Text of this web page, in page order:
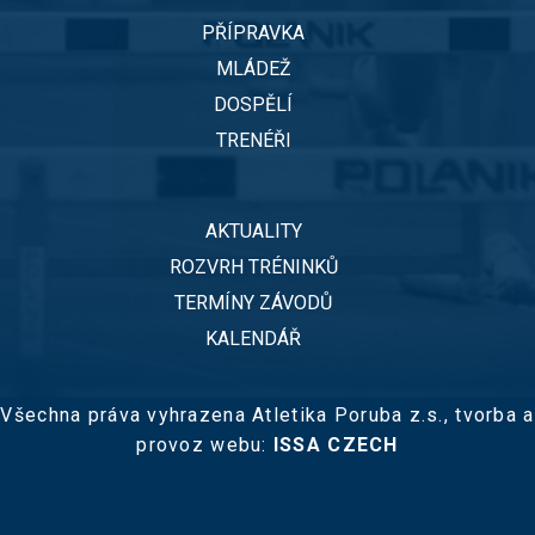
PŘÍPRAVKA
MLÁDEŽ
DOSPĚLÍ
TRENÉŘI
AKTUALITY
ROZVRH TRÉNINKŮ
TERMÍNY ZÁVODŮ
KALENDÁŘ
Všechna práva vyhrazena Atletika Poruba z.s., tvorba a
provoz webu: ISSA CZECH